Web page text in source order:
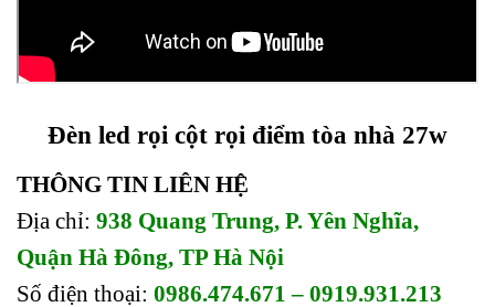
Đèn led rọi cột rọi điểm tòa nhà 27w
THÔNG TIN LIÊN HỆ
Địa chỉ: 938 Quang Trung, P. Yên Nghĩa,
Quận Hà Đông, TP Hà Nội
Số điện thoại: 0986.474.671 – 0919.931.213